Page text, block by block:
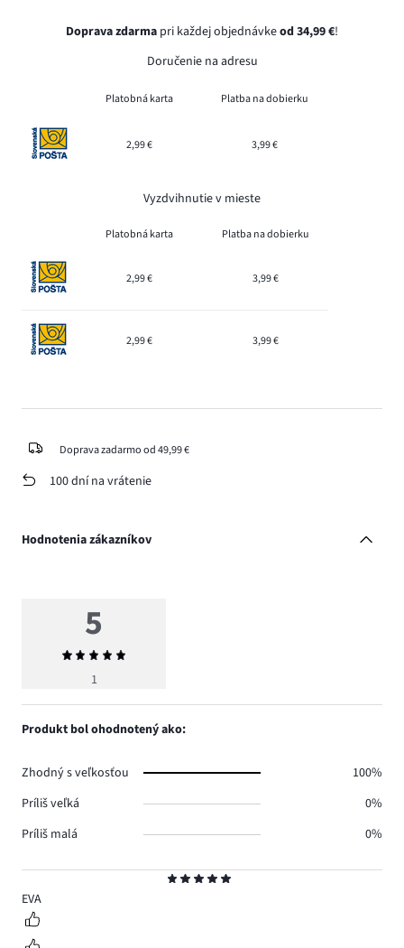
Doprava zdarma pri každej objednávkeod 34,99 €!
Doručenie na adresu
Platobná karta Platba na dobierku
2,99 € 3,99 €
Vyzdvihnutie v mieste
Platobná karta Platba na dobierku
2,99 € 3,99 €
2,99 € 3,99 €
Doprava zadarmo od 49,99 €
100 dní na vrátenie
Hodnotenia zákazníkov
5
EVA
5
Priemerné
hodnotenie
1
Produkt bol ohodnotený ako:
Zhodný s veľkosťou
100%
Príliš veľká
0%
Príliš malá
0%